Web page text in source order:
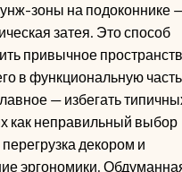
зоны на подоконнике
затея. Это способ
привычное
в функциональную часть
— избегать
как неправильный выбор
декором и
эргономики.